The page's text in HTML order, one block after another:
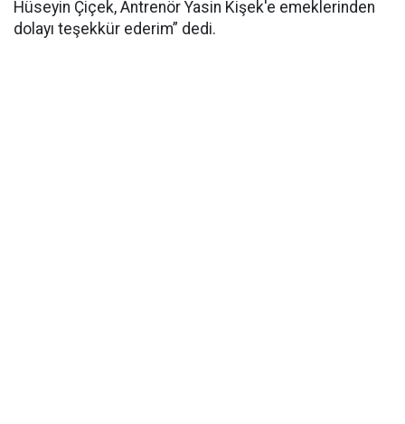
Hüseyin Çiçek, Antrenör Yasin Kişek'e emeklerinden
dolayı teşekkür ederim” dedi.